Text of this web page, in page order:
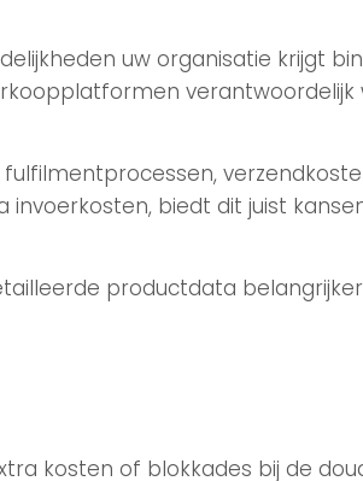
uw organisatie krijgt
biedt dit juist
productdata
kosten of blokkades bij de